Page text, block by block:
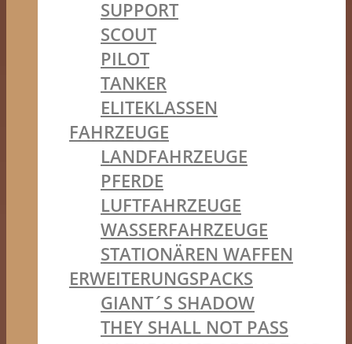
SUPPORT
SCOUT
PILOT
TANKER
ELITEKLASSEN
FAHRZEUGE
LANDFAHRZEUGE
PFERDE
LUFTFAHRZEUGE
WASSERFAHRZEUGE
STATIONÄREN WAFFEN
ERWEITERUNGSPACKS
GIANT´S SHADOW
THEY SHALL NOT PASS